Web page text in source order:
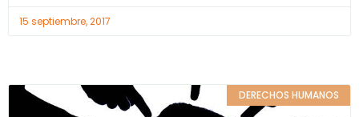
15 septiembre, 2017
DERECHOS HUMANOS